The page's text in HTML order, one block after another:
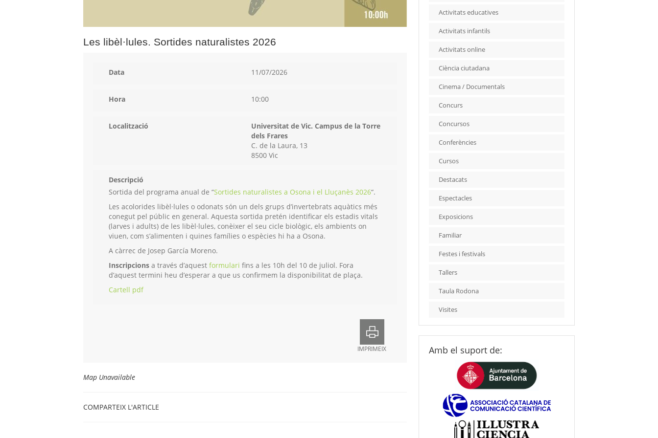
Les libèl·lules. Sortides naturalistes 2026
Data 11/07/2026
Hora 10:00
Localització
Universitat de Vic. Campus de la Torre
dels Frares
C. de la Laura, 13
8500 Vic
Descripció
Sortida del programa anual de “Sortides naturalistes a Osona i el Lluçanès 2026“.
Les acolorides libèl·lules o odonats són un dels grups d’invertebrats aquàtics més
conegut pel públic en general. Aquesta sortida pretén identificar els estadis vitals
(larves i adults) de les libèl·lules, conèixer el seu cicle biològic, els ambients on
viuen, com s’alimenten i quines famílies o espècies hi ha a Osona.
A càrrec de Josep García Moreno.
Inscripcions a través d’aquest formulari fins a les 10h del 10 de juliol. Fora
d’aquest termini heu d’esperar a que us confirmem la disponibilitat de plaça.
Cartell pdf
IMPRIMEIX
Map Unavailable
COMPARTEIX L'ARTICLE
Activitats educatives
Activitats infantils
Activitats online
Ciència ciutadana
Cinema / Documentals
Concurs
Concursos
Conferències
Cursos
Destacats
Espectacles
Exposicions
Familiar
Festes i festivals
Tallers
Taula Rodona
Visites
Amb el suport de: